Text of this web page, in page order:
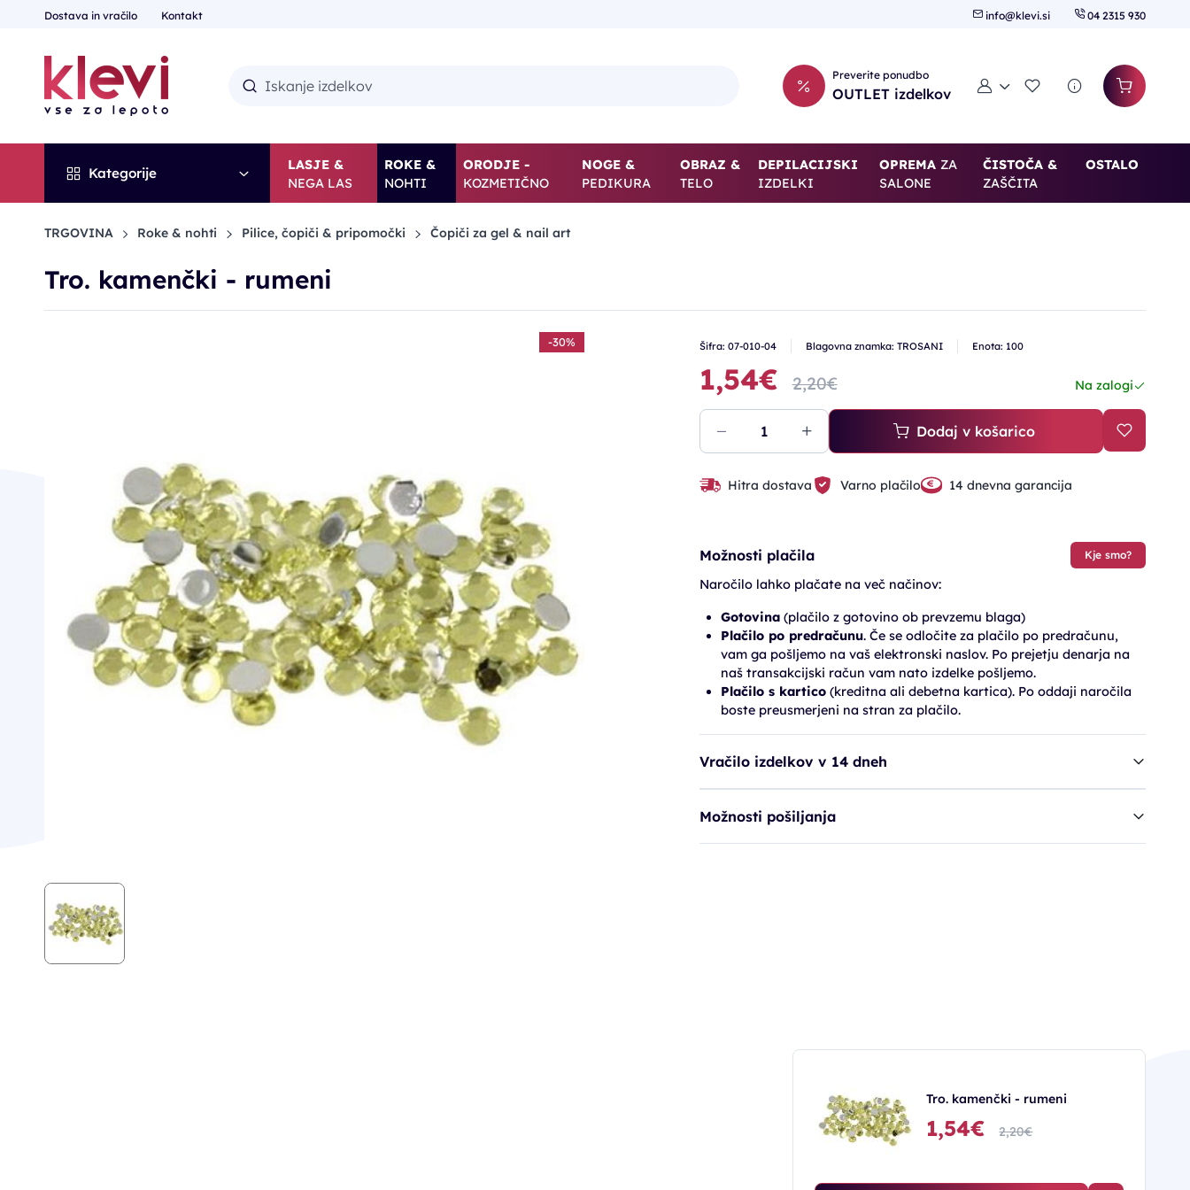
Dostava in vračilo Kontakt info@klevi.si 04 2315 930
Preverite ponudbo
OUTLET izdelkov Moj računSeznam želja
Kategorije
LASJE &
NEGA LAS
ROKE &
NOHTI
ORODJE -
KOZMETIČNO
NOGE &
PEDIKURA
OBRAZ &
TELO
DEPILACIJSKI
IZDELKI
OPREMAZA
SALONE
ČISTOČA &
ZAŠČITA
OSTALO
TRGOVINA Roke & nohti Pilice, čopiči & pripomočki Čopiči za gel & nail art
Tro. kamenčki - rumeni
-30% Šifra: 07-010-04 Blagovna znamka: TROSANI Enota: 100
1,54€ 2,20€ Na zalogi
Dodaj v košarico
Hitra dostava Varno plačilo 14 dnevna garancija
Možnosti plačila Kje smo?
Naročilo lahko plačate na več načinov:
Gotovina(plačilo z gotovino ob prevzemu blaga)
Plačilo po predračunu. Če se odločite za plačilo po predračunu,
vam ga pošljemo na vaš elektronski naslov. Po prejetju denarja na
naš transakcijski račun vam nato izdelke pošljemo.
Plačilo s kartico(kreditna ali debetna kartica). Po oddaji naročila
boste preusmerjeni na stran za plačilo.
Vračilo izdelkov v 14 dneh
Možnosti pošiljanja
Tro. kamenčki - rumeni
1,54€ 2,20€